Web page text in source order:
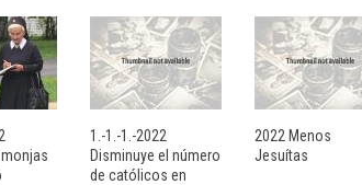
1.-1.-1.-2022
Disminuye el número
de católicos en
2022 Menos
Jesuítas